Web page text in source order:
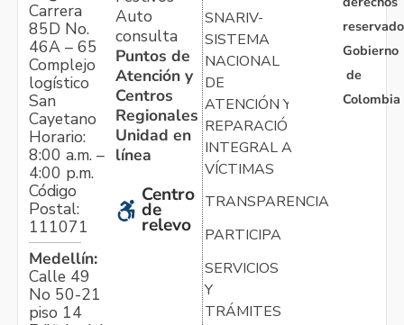
Carrera
85D No.
46A – 65
Complejo
logístico
San
Cayetano
Horario:
8:00 a.m. –
4:00 p.m.
Código
Postal:
111071
Medellín:
Calle 49
No 50-21
piso 14
Auto
consulta
Puntos de
Atención y
Centros
Regionales
Unidad en
línea
Centro
de
relevo
SNARIV-
SISTEMA
NACIONAL
DE
ATENCIÓN Y
REPARACIÓN
INTEGRAL A
VÍCTIMAS
TRANSPARENCIA
PARTICIPA
SERVICIOS
Y
TRÁMITES
Gobierno
de
Colombia